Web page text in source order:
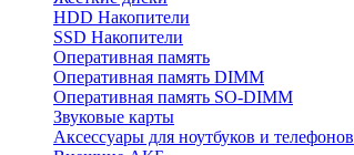
HDD Накопители
SSD Накопители
Оперативная память
Оперативная память DIMM
Оперативная память SO-DIMM
Звуковые карты
Аксессуары для ноутбуков и телефонов